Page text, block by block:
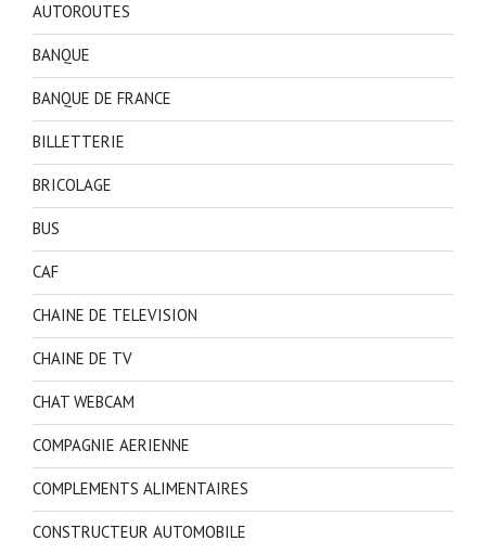
AUTOROUTES
BANQUE
BANQUE DE FRANCE
BILLETTERIE
BRICOLAGE
BUS
CAF
CHAINE DE TELEVISION
CHAINE DE TV
CHAT WEBCAM
COMPAGNIE AERIENNE
COMPLEMENTS ALIMENTAIRES
CONSTRUCTEUR AUTOMOBILE